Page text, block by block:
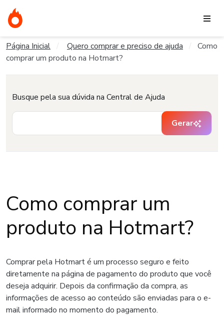
Página Inicial Quero comprar e preciso de ajuda
Como
comprar um produto na Hotmart?
Busque pela sua dúvida na Central de Ajuda
Gerar
Como comprar um
produto na Hotmart?
Comprar pela Hotmart é um processo seguro e feito
diretamente na página de pagamento do produto que você
deseja adquirir. Depois da confirmação da compra, as
informações de acesso ao conteúdo são enviadas para o e-
mail informado no momento do pagamento.